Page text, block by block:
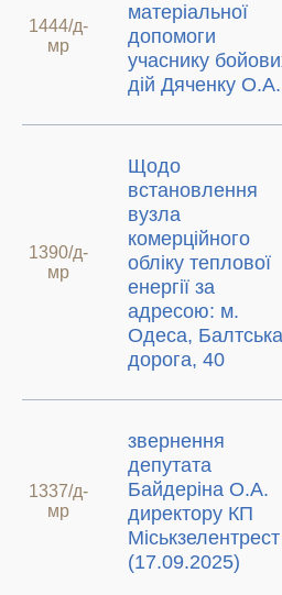
1444/д-
мр
матеріальної
допомоги
учаснику
дій Дяченку О.А.
1390/д-
мр
Щодо
встановлення
вузла
комерційного
обліку теплової
енергії за
адресою: м.
Одеса, Балтська
дорога, 40
1337/д-
мр
звернення
депутата
Байдеріна О.А.
директору КП
Міськзелентрест
(17.09.2025)